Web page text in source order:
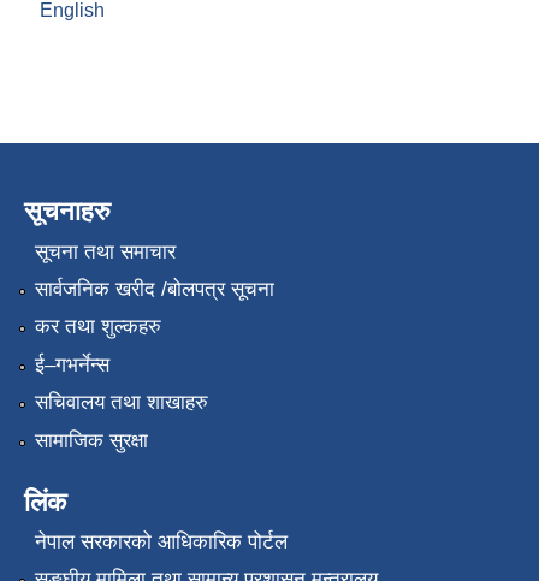
English
सूचनाहरु
सूचना तथा समाचार
सार्वजनिक खरीद /बोलपत्र सूचना
कर तथा शुल्कहरु
ई–गभर्नेन्स
सचिवालय तथा शाखाहरु
सामाजिक सुरक्षा
लिंक
नेपाल सरकारको आधिकारिक पोर्टल